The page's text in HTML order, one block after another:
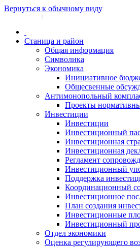
Вернуться к обычному виду
|
Станица и район
Общая информация
Символика
Экономика
Инициативное
Общесвенные
Антимонопольный
Проекты
Инвестиции
Инвестиции
Инвестиционный
Инвестиционная
Инвестиционная
Регламент
Инвестиционный
Поддержка
Координационный
Инвестиционное
План создания
Инвестиционные
Инвестиционный
Отдел экономики
Оценка регулирующего